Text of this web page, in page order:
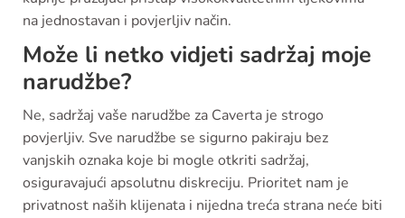
na jednostavan i povjerljiv način.
Može li netko vidjeti sadržaj moje
narudžbe?
Ne, sadržaj vaše narudžbe za Caverta je strogo
povjerljiv. Sve narudžbe se sigurno pakiraju bez
vanjskih oznaka koje bi mogle otkriti sadržaj,
osiguravajući apsolutnu diskreciju. Prioritet nam je
privatnost naših klijenata i nijedna treća strana neće biti